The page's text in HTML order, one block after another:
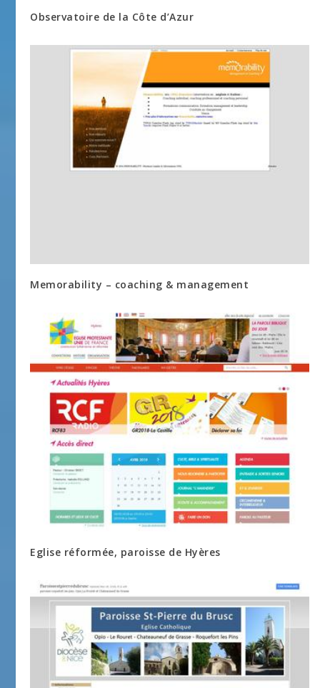
Observatoire de la Côte d’Azur
Memorability – coaching & management
Eglise réformée, paroisse de Hyères